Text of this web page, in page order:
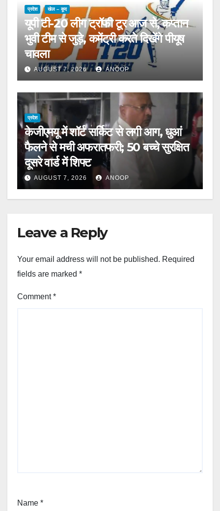
प्रदेश खेल – कूद
यूपी टी-20 लीग ट्रॉफी टूर आज से, कप्तान
भुवी टीम से जुड़े, कमेंट्री करते दिखेंगे पीयूष
चावला
AUGUST 7, 2026 ANOOP
प्रदेश
केजीएमयू में शॉर्ट सर्किट से लगी आग, धुआं
फैलने से मची अफरातफरी; 50 बच्चे सुरक्षित
दूसरे वार्ड में शिफ्ट
AUGUST 7, 2026 ANOOP
Leave a Reply
Your email address will not be published. Required
fields are marked *
Comment*
Name *